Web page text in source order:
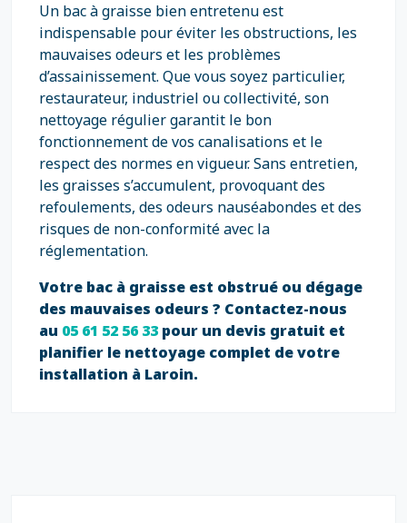
Un bac à graisse bien entretenu est
indispensable pour éviter les obstructions, les
mauvaises odeurs et les problèmes
d’assainissement. Que vous soyez particulier,
restaurateur, industriel ou collectivité, son
nettoyage régulier garantit le bon
fonctionnement de vos canalisations et le
respect des normes en vigueur. Sans entretien,
les graisses s’accumulent, provoquant des
refoulements, des odeurs nauséabondes et des
risques de non-conformité avec la
réglementation.
Votre bac à graisse est obstrué ou dégage
des mauvaises odeurs ? Contactez-nous
au 05 61 52 56 33 pour un devis gratuit et
planifier le nettoyage complet de votre
installation à Laroin.